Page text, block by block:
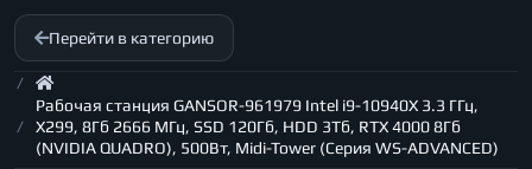
Перейти в категорию
Рабочая станция GANSOR-961979 Intel i9-10940X 3.3 ГГц,
X299, 8Гб 2666 МГц, SSD 120Гб, HDD 3Тб, RTX 4000 8Гб
(NVIDIA QUADRO), 500Вт, Midi-Tower (Серия WS-ADVANCED)